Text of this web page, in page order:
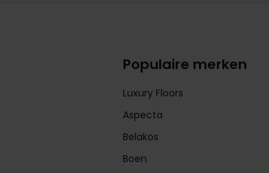
Populaire merken
Luxury Floors
Aspecta
Belakos
Boen